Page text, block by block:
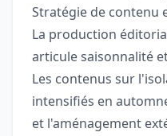
Stratégie de contenu
La production
articule saisonnalité
Les contenus sur
intensifiés en
et l'aménagement